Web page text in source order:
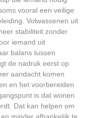
vooral een veilige
Volwassenen uit
stabiliteit zonder
iemand uit
balans tussen
de nadruk eerst op
aandacht komen
en het voorbereiden
is dat wonen
Dat kan helpen om
minder afhankelijk te